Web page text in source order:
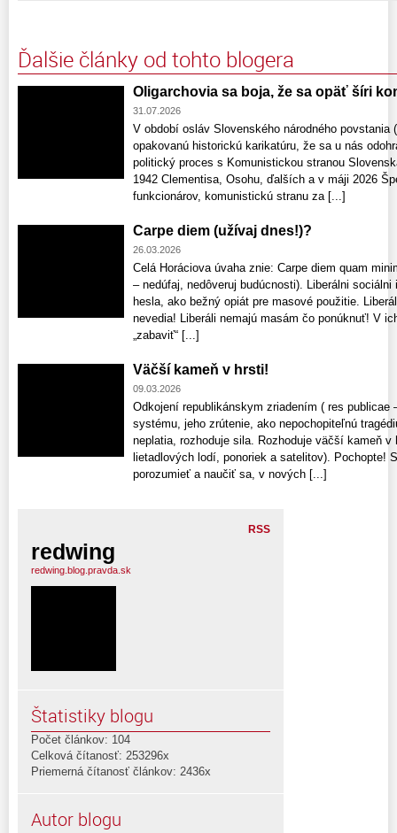
Ďalšie články od tohto blogera
Oligarchovia sa boja, že sa opäť šíri
31.07.2026
V období osláv Slovenského národného povstania
opakovanú historickú karikatúru, že sa u nás
politický proces s Komunistickou stranou
1942 Clementisa, Osohu, ďalších a v máji 2026
funkcionárov, komunistickú stranu za [...]
Carpe diem (užívaj dnes!)?
26.03.2026
Celá Horáciova úvaha znie: Carpe diem quam
– nedúfaj, nedôveruj budúcnosti). Liberálni
hesla, ako bežný opiát pre masové použitie.
nevedia! Liberáli nemajú masám čo ponúknuť! V
„zabaviť“ [...]
Väčší kameň v hrsti!
09.03.2026
Odkojení republikánskym zriadením ( res publicae
systému, jeho zrútenie, ako nepochopiteľnú
neplatia, rozhoduje sila. Rozhoduje väčší kameň
lietadlových lodí, ponoriek a satelitov). Pochopte!
porozumieť a naučiť sa, v nových [...]
RSS
redwing
redwing.blog.pravda.sk
Štatistiky blogu
Počet článkov: 104
Celková čítanosť: 253296x
Priemerná čítanosť článkov: 2436x
Autor blogu